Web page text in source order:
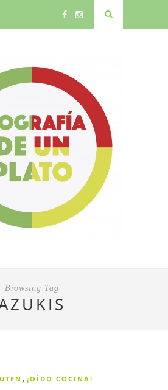
Browsing Tag
, ¡OÍDO COCINA!